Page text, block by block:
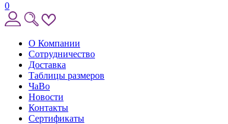
0
О Компании
Сотрудничество
Доставка
Таблицы размеров
ЧаВо
Новости
Контакты
Сертификаты